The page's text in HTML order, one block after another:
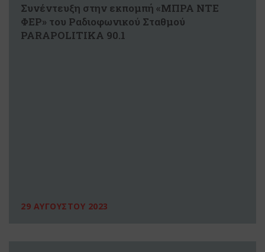
Συνέντευξη στην εκπομπή «ΜΠΡΑ ΝΤΕ
ΦΕΡ» του Ραδιοφωνικού Σταθμού
PARAPOLITIKA 90.1
29 ΑΥΓΟΥΣΤΟΥ 2023